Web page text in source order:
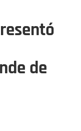
de